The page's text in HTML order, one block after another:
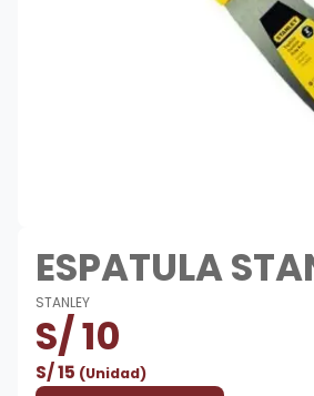
ESPATULA
STANLEY
S/10
S/15 (Unidad)